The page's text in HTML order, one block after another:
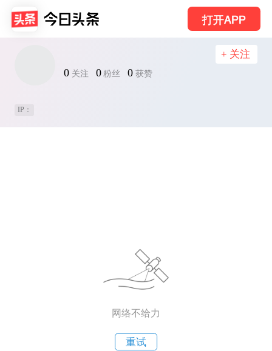
打开APP
0 关注 0 粉丝 0 获赞
+ 关注
IP：
网络不给力
重试